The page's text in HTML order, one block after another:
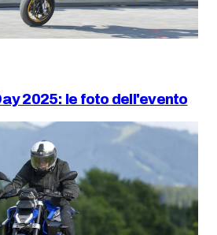
2025: le foto dell'evento